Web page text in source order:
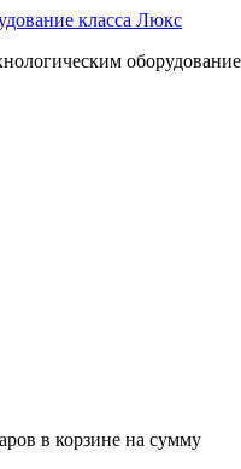
в корзине на сумму